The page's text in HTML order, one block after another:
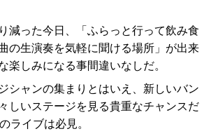
減った今日、「ふらっと行って飲み食
の生演奏を気軽に聞ける場所」が出来
楽しみになる事間違いなしだ。
シャンの集まりとはいえ、新しいバン
しいステージを見る貴重なチャンスだ
ライブは必見。